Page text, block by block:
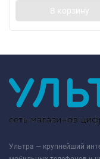
В корзину
Ультра — крупнейший